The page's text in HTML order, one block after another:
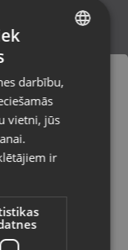
uz
RUSSIAN
darbību,
vietni, jūs
ir